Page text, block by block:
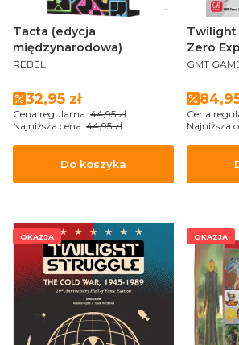
Tacta (edycja
międzynarodowa)
PRODUCENT
REBEL
Cena promocyjna
32,95 zł
Cena regularna: 44,95 zł
Najniższa cena: 44,95 zł
Do koszyka
Twilight
Zero
GMT
Cena
Cena
Najniższa
OKAZJA OKAZJA